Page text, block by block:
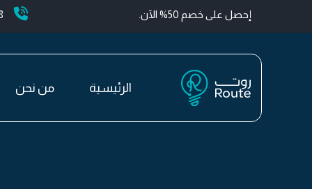
إحصل على خصم 50% الآن.
الرئيسية من نحن